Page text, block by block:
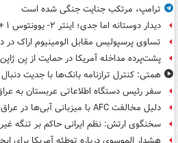
ترامپ، مرتکب جنایت جنگی شده است
دیدار دوستانه اما جدی؛ اینتر ۲- یوونتوس ۱ +فیلم
تساوی پرسپولیس مقابل الومینیوم اراک در
پشت‌پرده مداخله آمریکا در حمایت از یِن
همتی: کنترل ترازنامه بانک‌ها با جدیت
سفر رئیس دستگاه اطلاعاتی عربستان به
دلیل مخالفت AFC با میزبانی آبی‌ها در عراق
سخنگوی ارتش: نظم ایرانی حاکم بر تنگه
هشدار الموسوی درباره توطئه آمریکا برای